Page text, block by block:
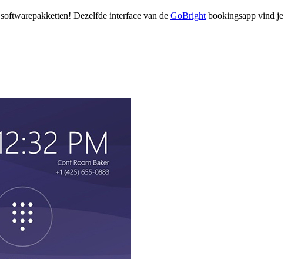
Dezelfde interface van de GoBright bookingsapp vind je